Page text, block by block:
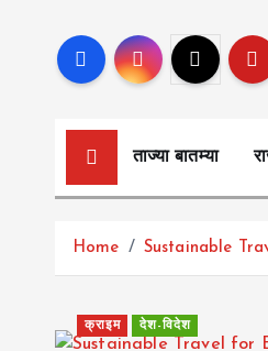
ताज्या बातम्या
Home Sustainable
क्राइम देश-विदेश